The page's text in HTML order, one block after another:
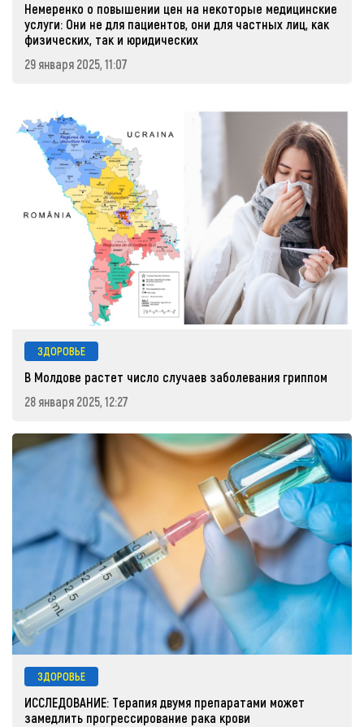
Немеренко о повышении цен на некоторые медицинские
услуги: Они не для пациентов, они для частных лиц, как
физических, так и юридических
29 января 2025, 11:07
ЗДОРОВЬЕ
В Молдове растет число случаев заболевания гриппом
28 января 2025, 12:27
ЗДОРОВЬЕ
ИССЛЕДОВАНИЕ: Терапия двумя препаратами может
замедлить прогрессирование рака крови